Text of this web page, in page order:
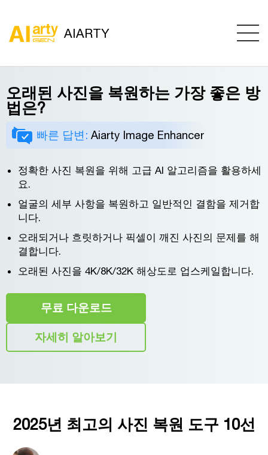
AIARTY
오래된 사진을 복원하는 가장 좋은 방
법은?
빠른 답변: Aiarty Image Enhancer
정확한 사진 복원을 위해 고급 AI 알고리즘을 활용하세
요.
얼굴의 세부 사항을 복원하고 일반적인 결함을 제거합
니다.
오래되거나 흐릿하거나 픽셀이 깨진 사진의 문제를 해
결합니다.
오래된 사진을 4K/8K/32K 해상도로 업스케일합니다.
무료 다운로드
자세히 알아보기
2025년 최고의 사진 복원 도구 10선